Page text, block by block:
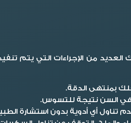
من الإجراءات التي يتم
بمنتهى الدقة.
في السن نتيجة للتسوس.
تناول أي أدوية بدون استشارة